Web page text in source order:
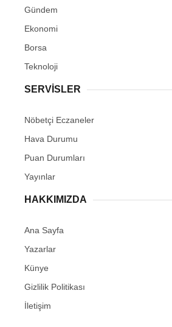
Gündem
Ekonomi
Borsa
Teknoloji
SERVİSLER
Nöbetçi Eczaneler
Hava Durumu
Puan Durumları
Yayınlar
HAKKIMIZDA
Ana Sayfa
Yazarlar
Künye
Gizlilik Politikası
İletişim